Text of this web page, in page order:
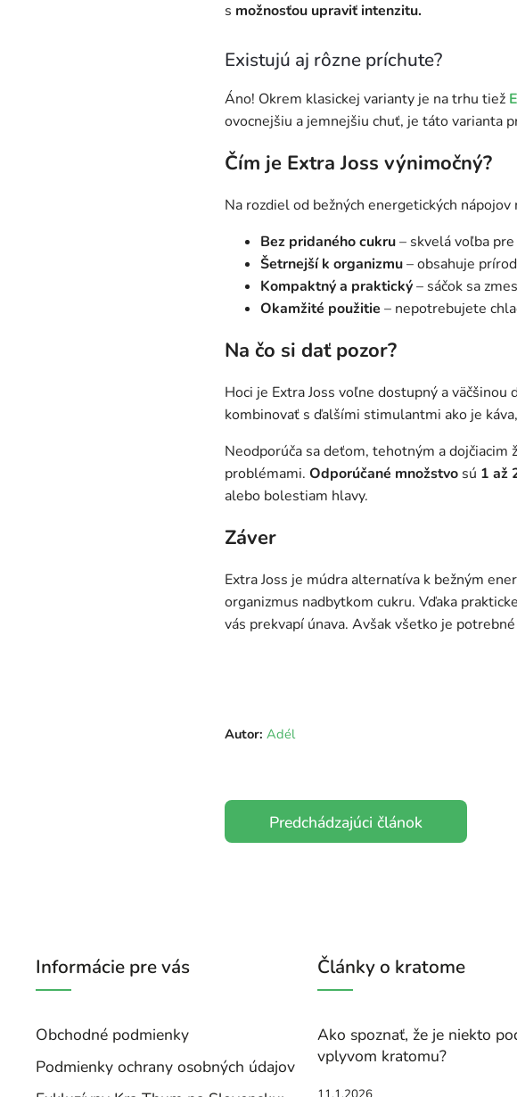
s možnosťou upraviť intenzitu.
Existujú aj rôzne príchute?
Áno! Okrem klasickej varianty je na trhu tiež
ovocnejšiu a jemnejšiu chuť, je táto varianta
Čím je Extra Joss výnimočný?
Na rozdiel od bežných energetických nápojov
Bez pridaného cukru– skvelá voľba
Šetrnejší k organizmu– obsahuje
Kompaktný a praktický– sáčok sa
Okamžité použitie – nepotrebujete
Na čo si dať pozor?
Hoci je Extra Joss voľne dostupný a
kombinovať s ďalšími stimulantmi ako je
Neodporúča sa deťom, tehotným a
problémami. Odporúčané množstvo sú 1 až
alebo bolestiam hlavy.
Záver
Extra Joss je múdra alternatíva k bežným
organizmus nadbytkom cukru. Vďaka
vás prekvapí únava. Avšak všetko je
Autor: Adél
Predchádzajúci článok
Informácie pre vás
Obchodné podmienky
Podmienky ochrany osobných údajov
Články o kratome
Ako spoznať, že je niekto
vplyvom kratomu?